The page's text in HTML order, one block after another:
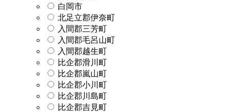
白岡市
北足立郡伊奈町
入間郡三芳町
入間郡毛呂山町
入間郡越生町
比企郡滑川町
比企郡嵐山町
比企郡小川町
比企郡川島町
比企郡吉見町